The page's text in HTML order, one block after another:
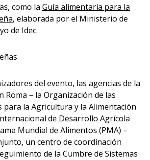
como la Guía alimentaria para la
, elaborada por el Ministerio de
de Idec.
del evento, las agencias de la
Roma – la Organización de las
para la Agricultura y la Alimentación
de Desarrollo Agrícola
Mundial de Alimentos (PMA) –
un centro de coordinación
de la Cumbre de Sistemas